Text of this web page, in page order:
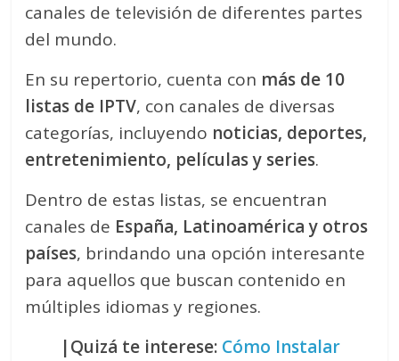
canales de televisión de diferentes partes
del mundo.
En su repertorio, cuenta con más de 10
listas de IPTV, con canales de diversas
categorías, incluyendo noticias, deportes,
entretenimiento, películas y series.
Dentro de estas listas, se encuentran
canales de España, Latinoamérica y otros
países, brindando una opción interesante
para aquellos que buscan contenido en
múltiples idiomas y regiones.
|Quizá te interese: Cómo Instalar